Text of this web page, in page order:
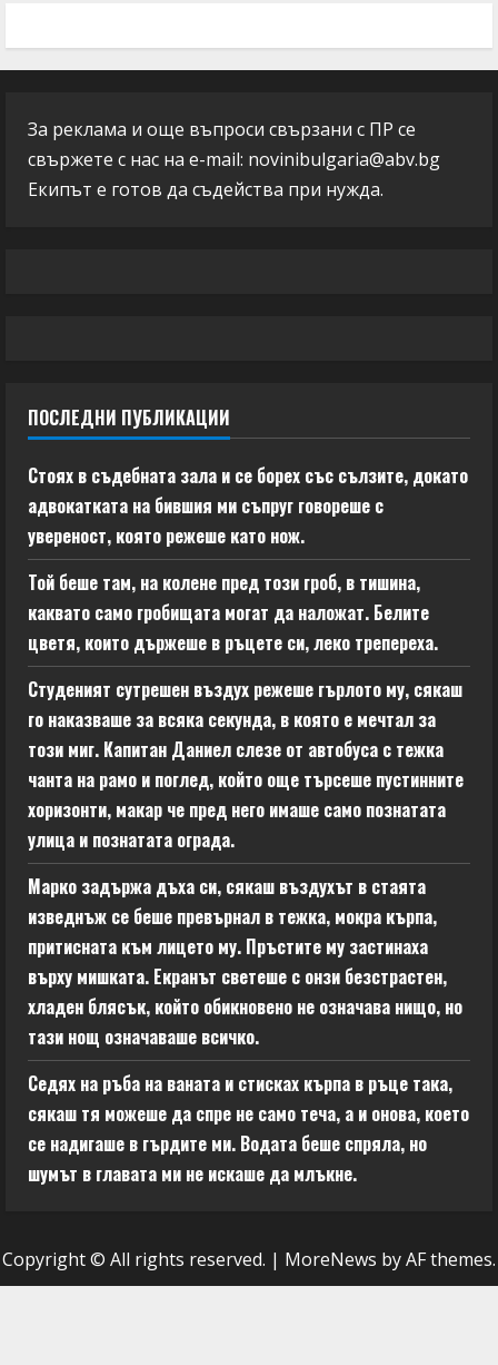
За реклама и още въпроси свързани с ПР се
свържете с нас на e-mail: novinibulgaria@abv.bg
Екипът е готов да съдейства при нужда.
ПОСЛЕДНИ ПУБЛИКАЦИИ
Стоях в съдебната зала и се борех със сълзите, докато
адвокатката на бившия ми съпруг говореше с
увереност, която режеше като нож.
Той беше там, на колене пред този гроб, в тишина,
каквато само гробищата могат да наложат. Белите
цветя, които държеше в ръцете си, леко трепереха.
Студеният сутрешен въздух режеше гърлото му, сякаш
го наказваше за всяка секунда, в която е мечтал за
този миг. Капитан Даниел слезе от автобуса с тежка
чанта на рамо и поглед, който още търсеше пустинните
хоризонти, макар че пред него имаше само познатата
улица и познатата ограда.
Марко задържа дъха си, сякаш въздухът в стаята
изведнъж се беше превърнал в тежка, мокра кърпа,
притисната към лицето му. Пръстите му застинаха
върху мишката. Екранът светеше с онзи безстрастен,
хладен блясък, който обикновено не означава нищо, но
тази нощ означаваше всичко.
Седях на ръба на ваната и стисках кърпа в ръце така,
сякаш тя можеше да спре не само теча, а и онова, което
се надигаше в гърдите ми. Водата беше спряла, но
шумът в главата ми не искаше да млъкне.
Copyright © All rights reserved. | MoreNews by AF themes.